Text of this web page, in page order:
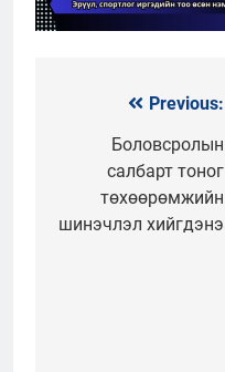
МэдээнийPrevious:
Боловсролын
салбарт тоног
төхөөрөмжийн
шинэчлэл хийгдэнэ